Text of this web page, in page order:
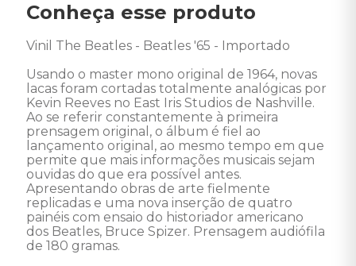
Conheça esse produto
Vinil The Beatles - Beatles '65 - Importado
Usando o master mono original de 1964, novas
lacas foram cortadas totalmente analógicas por
Kevin Reeves no East Iris Studios de Nashville.
Ao se referir constantemente à primeira
prensagem original, o álbum é fiel ao
lançamento original, ao mesmo tempo em que
permite que mais informações musicais sejam
ouvidas do que era possível antes.
Apresentando obras de arte fielmente
replicadas e uma nova inserção de quatro
painéis com ensaio do historiador americano
dos Beatles, Bruce Spizer. Prensagem audiófila
de 180 gramas.